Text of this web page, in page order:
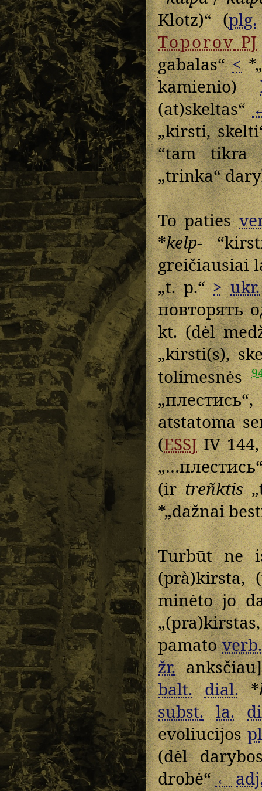
Klotz)“ (plg.
ToporovPJ
gabalas“<
kamienio)
(at)skeltas“
„kirsti,
“tam tikra
„trinka“
To paties
*kelp-
greičiausiai
„t. p.“> ukr.
повторять
kt. (dėl
„kirsti(s),
tolimesnės
atstatoma
(ESSJIV
(irtreñktis
*„dažnai
Turbūt ne
(prà)kirsta,
minėto jo
pamatoverb.
žr.
balt. dial.*
subst. la.
evoliucijos
(dėl
drobė“←